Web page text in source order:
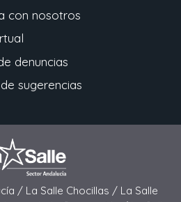
con nosotros
denuncias
sugerencias
/ La Salle Chocillas / La Salle